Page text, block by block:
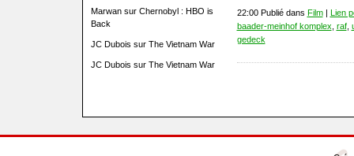
Marwansur Chernobyl : HBO is
Back
JC Dubois sur The Vietnam War
JC Dubois sur The Vietnam War
22:00 Publié dans Film| Lien
baader-meinhof komplex raf,
gedeck